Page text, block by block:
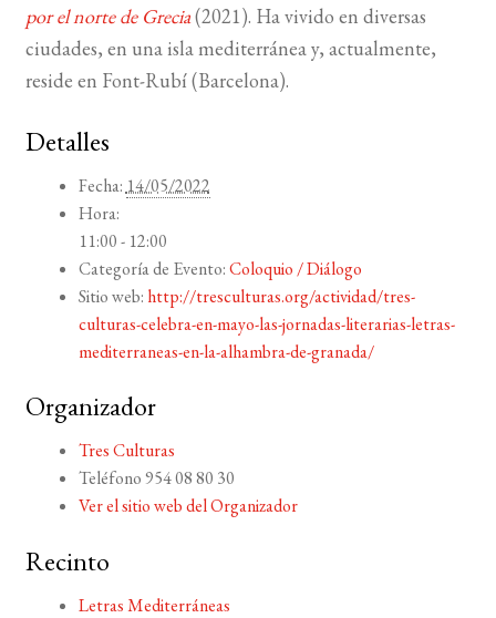
por el norte de Grecia(2021). Ha vivido en diversas
ciudades, en una isla mediterránea y, actualmente,
reside en Font-Rubí (Barcelona).
Detalles
Fecha: 14/05/2022
Hora:
11:00 - 12:00
Categoría de Evento:Coloquio / Diálogo
Sitio web: http://tresculturas.org/actividad/tres-
culturas-celebra-en-mayo-las-jornadas-literarias-letras-
mediterraneas-en-la-alhambra-de-granada/
Organizador
Tres Culturas
Teléfono 954 08 80 30
Ver el sitio web del Organizador
Recinto
Letras Mediterráneas